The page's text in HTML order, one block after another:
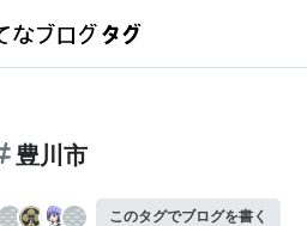
豊川市
このタグでブログを書く